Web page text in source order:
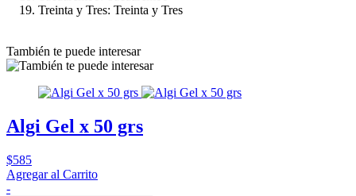
Treinta y Tres: Treinta y Tres
También te puede interesar
Algi Gel x 50 grs
$585
Agregar al Carrito
-